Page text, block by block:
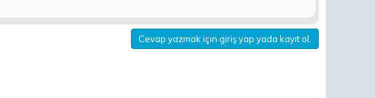
Cevap yazmak için giriş yap yada kayıt ol.